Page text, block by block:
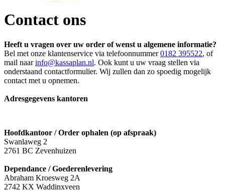
Contact ons
Heeft u vragen over uw order of wenst u algemene informatie?
Bel met onze klantenservice via telefoonnummer0182 395522, of
mail naarinfo@kassaplan.nl. Ook kunt u uw vraag stellen via
onderstaand contactformulier. Wij zullen dan zo spoedig mogelijk
contact met u opnemen.
Adresgegevens kantoren
Hoofdkantoor / Order ophalen (op afspraak)
Swanlaweg 2
2761 BC Zevenhuizen
Dependance / Goederenlevering
Abraham Kroesweg 2A
2742 KX Waddinxveen